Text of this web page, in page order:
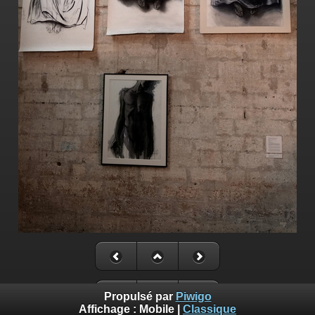
Propulsé par Piwigo
Affichage : Mobile Classique